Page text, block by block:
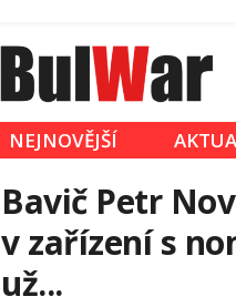
NEJNOVĚJŠÍ
Bavič Petr
v zařízení s
už...